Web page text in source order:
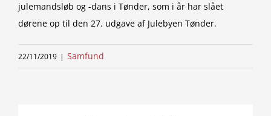
julemandsløb og -dans i Tønder, som i år har slået
dørene op til den 27. udgave af Julebyen Tønder.
22/11/2019 | Samfund